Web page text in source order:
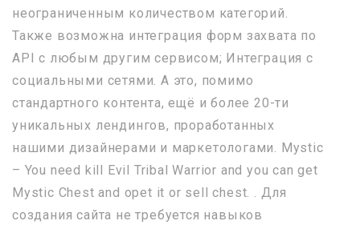
неограниченным количеством категорий.
Также возможна интеграция форм захвата по
API с любым другим сервисом; Интеграция с
социальными сетями. А это, помимо
стандартного контента, ещё и более 20-ти
уникальных лендингов, проработанных
нашими дизайнерами и маркетологами. Mystic
– You need kill Evil Tribal Warrior and you сan get
Mystic Chest and opet it or sell chest. . Для
создания сайта не требуется навыков